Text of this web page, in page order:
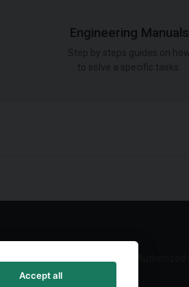
Engineering Manuals
Accept all